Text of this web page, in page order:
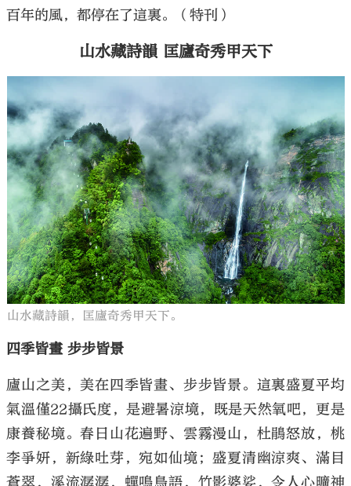
百年的風，都停在了這裏。（特刊）
山水藏詩韻 匡廬奇秀甲天下
山水藏詩韻，匡廬奇秀甲天下。
四季皆畫 步步皆景
廬山之美，美在四季皆畫、步步皆景。這裏盛夏平均
氣溫僅22攝氏度，是避暑涼境，既是天然氧吧，更是
康養秘境。春日山花遍野、雲霧漫山，杜鵑怒放，桃
李爭妍，新綠吐芽，宛如仙境；盛夏清幽涼爽、滿目
蒼翠，溪流潺潺，蟬鳴鳥語，竹影婆娑，令人心曠神